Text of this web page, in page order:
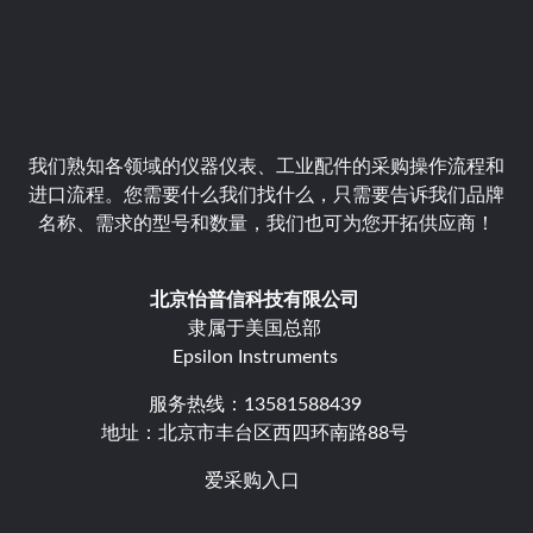
我们熟知各领域的仪器仪表、工业配件的采购操作流程和
进口流程。您需要什么我们找什么，只需要告诉我们品牌
名称、需求的型号和数量，我们也可为您开拓供应商！
北京怡普信科技有限公司
隶属于美国总部
Epsilon Instruments
服务热线：13581588439
地址：北京市丰台区西四环南路88号
爱采购入口